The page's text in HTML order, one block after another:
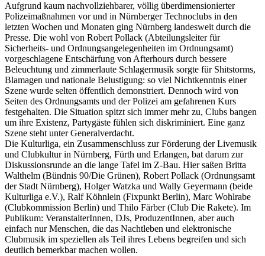
Aufgrund kaum nachvollziehbarer, völlig überdimensionierter
Polizeimaßnahmen vor und in Nürnberger Technoclubs in den
letzten Wochen und Monaten ging Nürnberg landesweit durch die
Presse. Die wohl von Robert Pollack (Abteilungsleiter für
Sicherheits- und Ordnungsangelegenheiten im Ordnungsamt)
vorgeschlagene Entschärfung von Afterhours durch bessere
Beleuchtung und zimmerlaute Schlagermusik sorgte für Shitstorms,
Blamagen und nationale Belustigung: so viel Nichtkenntnis einer
Szene wurde selten öffentlich demonstriert. Dennoch wird von
Seiten des Ordnungsamts und der Polizei am gefahrenen Kurs
festgehalten. Die Situation spitzt sich immer mehr zu, Clubs bangen
um ihre Existenz, Partygäste fühlen sich diskriminiert. Eine ganz
Szene steht unter Generalverdacht.
Die Kulturliga, ein Zusammenschluss zur Förderung der Livemusik
und Clubkultur in Nürnberg, Fürth und Erlangen, bat darum zur
Diskussionsrunde an die lange Tafel im Z-Bau. Hier saßen Britta
Walthelm (Bündnis 90/Die Grünen), Robert Pollack (Ordnungsamt
der Stadt Nürnberg), Holger Watzka und Wally Geyermann (beide
Kulturliga e.V.), Ralf Köhnlein (Fixpunkt Berlin), Marc Wohlrabe
(Clubkommission Berlin) und Thilo Färber (Club Die Rakete). Im
Publikum: VeranstalterInnen, DJs, ProduzentInnen, aber auch
einfach nur Menschen, die das Nachtleben und elektronische
Clubmusik im speziellen als Teil ihres Lebens begreifen und sich
deutlich bemerkbar machen wollen.